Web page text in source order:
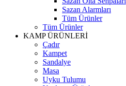
Sazan Alarmları
Tüm Ürünler
Tüm Ürünler
KAMP ÜRÜNLERİ
Çadır
Kampet
Sandalye
Masa
Uyku Tulumu